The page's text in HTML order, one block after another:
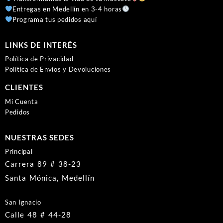
Entregas en Medellín en 3-4 horas
Programa tus pedidos aquí
LINKS DE INTERÉS
Política de Privacidad
Política de Envíos y Devoluciones
CLIENTES
Mi Cuenta
Pedidos
NUESTRAS SEDES
Principal
Carrera 89 # 38-23
Santa Mónica, Medellín
San Ignacio
Calle 48 # 44-28